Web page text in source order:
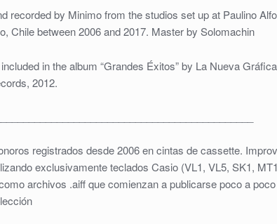
recorded by Minimo from the studios set up at Paulino
Chile between 2006 and 2017. Master by Solomachin
in the album “Grandes Éxitos” by La Nueva
2012.
registrados desde 2006 en cintas de cassette.
exclusivamente teclados Casio (VL1, VL5, SK1,
archivos .aiff que comienzan a publicarse poco a